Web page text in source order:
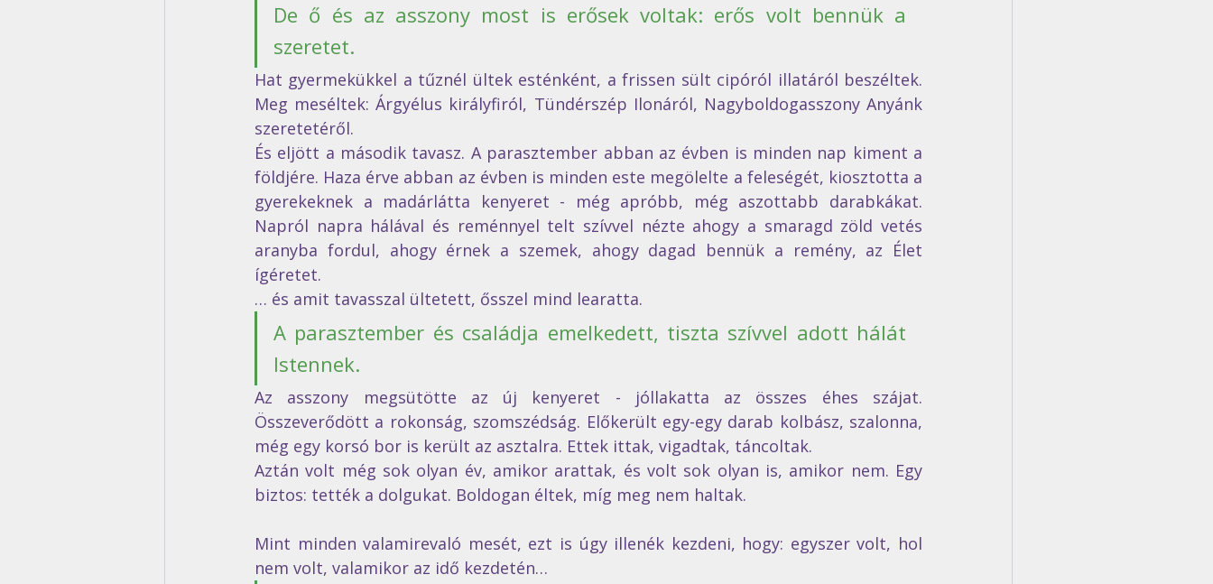
De ő és az asszony most is erősek voltak: erős volt bennük a
szeretet.
Hat gyermekükkel a tűznél ültek esténként, a frissen sült cipóról illatáról beszéltek.
Meg meséltek: Árgyélus királyfiról, Tündérszép Ilonáról, Nagyboldogasszony Anyánk
szeretetéről.
És eljött a második tavasz. A parasztember abban az évben is minden nap kiment a
földjére. Haza érve abban az évben is minden este megölelte a feleségét, kiosztotta a
gyerekeknek a madárlátta kenyeret - még apróbb, még aszottabb darabkákat.
Napról napra hálával és reménnyel telt szívvel nézte ahogy a smaragd zöld vetés
aranyba fordul, ahogy érnek a szemek, ahogy dagad bennük a remény, az Élet
ígéretet.
… és amit tavasszal ültetett, ősszel mind learatta.
A parasztember és családja emelkedett, tiszta szívvel adott hálát
Istennek.
Az asszony megsütötte az új kenyeret - jóllakatta az összes éhes szájat.
Összeverődött a rokonság, szomszédság. Előkerült egy-egy darab kolbász, szalonna,
még egy korsó bor is került az asztalra. Ettek ittak, vigadtak, táncoltak.
Aztán volt még sok olyan év, amikor arattak, és volt sok olyan is, amikor nem. Egy
biztos: tették a dolgukat. Boldogan éltek, míg meg nem haltak.
Mint minden valamirevaló mesét, ezt is úgy illenék kezdeni, hogy: egyszer volt, hol
nem volt, valamikor az idő kezdetén…